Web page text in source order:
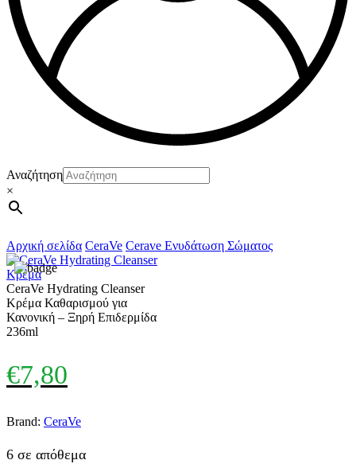
Αναζήτηση
×
Αρχική σελίδα CeraVe Cerave Ενυδάτωση Σώματος
CeraVe Hydrating Cleanser
Κρέμα Καθαρισμού για
Κανονική – Ξηρή Επιδερμίδα
236ml
€7,80
Brand: CeraVe
6 σε απόθεμα